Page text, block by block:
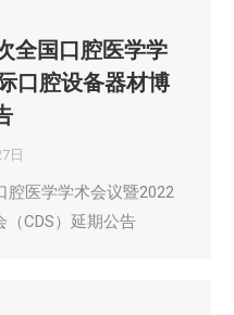
全国口腔医学学
口腔设备器材博
日
腔医学学术会议暨2022
CDS）延期公告